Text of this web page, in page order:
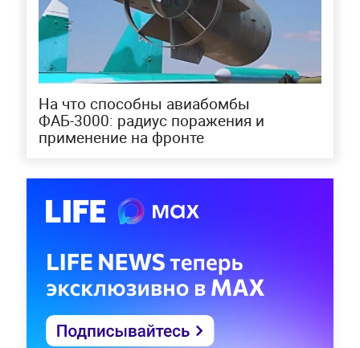
На что способны авиабомбы
ФАБ-3000: радиус поражения и
применение на фронте